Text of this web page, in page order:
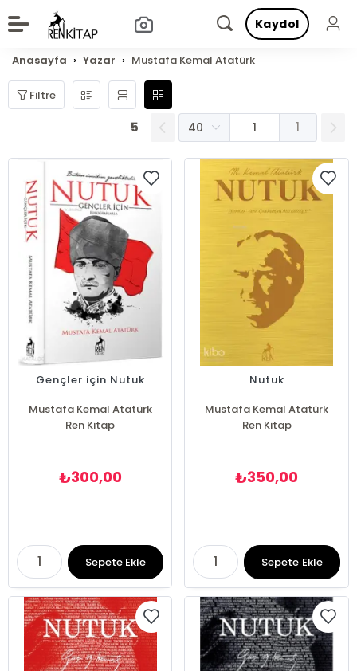
Kaydol
Anasayfa Yazar Mustafa Kemal Atatürk
Filtre
5 1
Gençler için Nutuk
Mustafa Kemal Atatürk
Ren Kitap
₺300,00
Sepete Ekle
Nutuk
Mustafa Kemal Atatürk
Ren Kitap
₺350,00
Sepete Ekle